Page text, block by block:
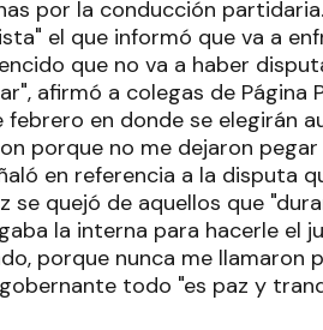
por la conducción
el que informó que va a
que no va a haber
afirmó a colegas de Página
en donde se elegirán
porque no me dejaron
en referencia a la disputa
se quejó de aquellos que
la interna para hacerle el
porque nunca me llamaron
todo "es paz y